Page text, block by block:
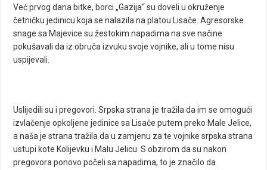
Već prvog dana bitke, borci „Gazija“ su doveli u okruženje
četničku jedinicu koja se nalazila na platou Lisače. Agresorske
snage sa Majevice su žestokim napadima na sve načine
pokušavali da iz obruča izvuku svoje vojnike, ali u tome nisu
uspijevali.
Uslijedili su i pregovori. Srpska strana je tražila da im se omogući
izvlačenje opkoljene jedinice sa Lisače putem preko Male Jelice,
a naša je strana tražila da u zamjenu za te vojnike srpska strana
ustupi kote Kolijevku i Malu Jelicu. S obzirom da su nakon
pregovora ponovo počeli sa napadima, to je značilo da